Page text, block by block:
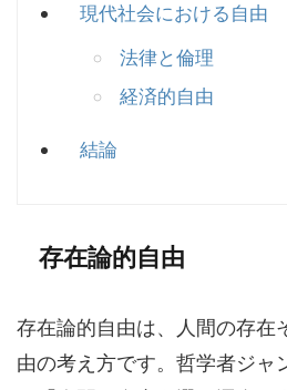
現代社会における自由
法律と倫理
経済的自由
結論
存在論的自由
存在論的自由は、人間の存在
由の考え方です。哲学者ジャ